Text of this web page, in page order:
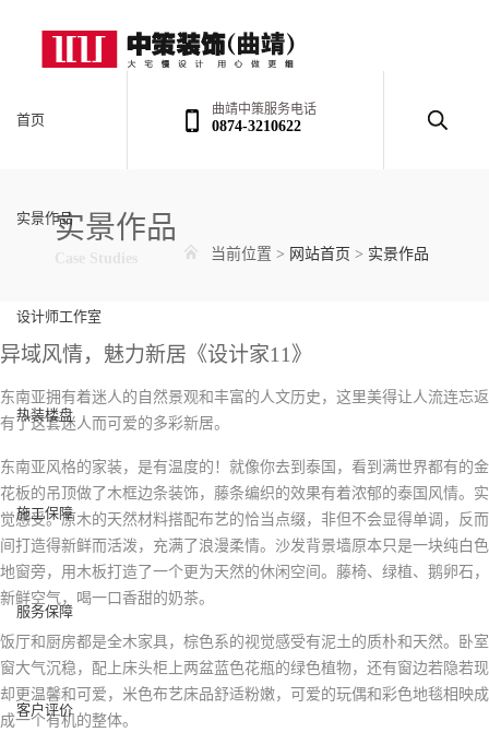
曲靖中策服务电话
0874-3210622
首页
实景作品
设计师工作室
热装楼盘
施工保障
服务保障
客户评价
实景作品
当前位置 > 网站首页 > 实景作品
异域风情，魅力新居《设计家11》
东南亚拥有着迷人的自然景观和丰富的人文历史，这里美得让人流连忘
有了这套迷人而可爱的多彩新居。
东南亚风格的家装，是有温度的！就像你去到泰国，看到满世界都有的
花板的吊顶做了木框边条装饰，藤条编织的效果有着浓郁的泰国风情。
觉感受。原木的天然材料搭配布艺的恰当点缀，非但不会显得单调，反
间打造得新鲜而活泼，充满了浪漫柔情。沙发背景墙原本只是一块纯白
地窗旁，用木板打造了一个更为天然的休闲空间。藤椅、绿植、鹅卵石
新鲜空气，喝一口香甜的奶茶。
饭厅和厨房都是全木家具，棕色系的视觉感受有泥土的质朴和天然。卧
窗大气沉稳，配上床头柜上两盆蓝色花瓶的绿色植物，还有窗边若隐若
却更温馨和可爱，米色布艺床品舒适粉嫩，可爱的玩偶和彩色地毯相映
成一个有机的整体。